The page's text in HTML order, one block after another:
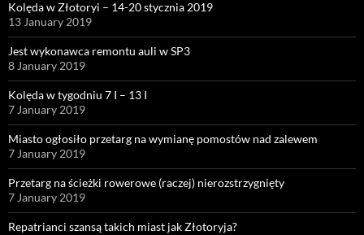
Kolęda w Złotoryi – 14-20 stycznia 2019
13 January 2019
Jest wykonawca remontu auli w SP3
8 January 2019
Kolęda w tygodniu 7 I – 13 I
7 January 2019
Miasto ogłosiło przetarg na wymianę pomostów nad zalewem
7 January 2019
Przetarg na ścieżki rowerowe (raczej) nierozstrzygnięty
7 January 2019
Repatrianci szansą takich miast jak Złotoryja?